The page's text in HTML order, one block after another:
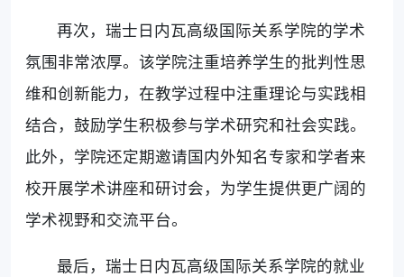
再次，瑞士日内瓦高级国际关系学院的学术
氛围非常浓厚。该学院注重培养学生的批判性思
维和创新能力，在教学过程中注重理论与实践相
结合，鼓励学生积极参与学术研究和社会实践。
此外，学院还定期邀请国内外知名专家和学者来
校开展学术讲座和研讨会，为学生提供更广阔的
学术视野和交流平台。
最后，瑞士日内瓦高级国际关系学院的就业